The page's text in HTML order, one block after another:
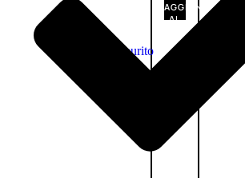
AGGIUNGI
AL
CARRELLO
Esaurito